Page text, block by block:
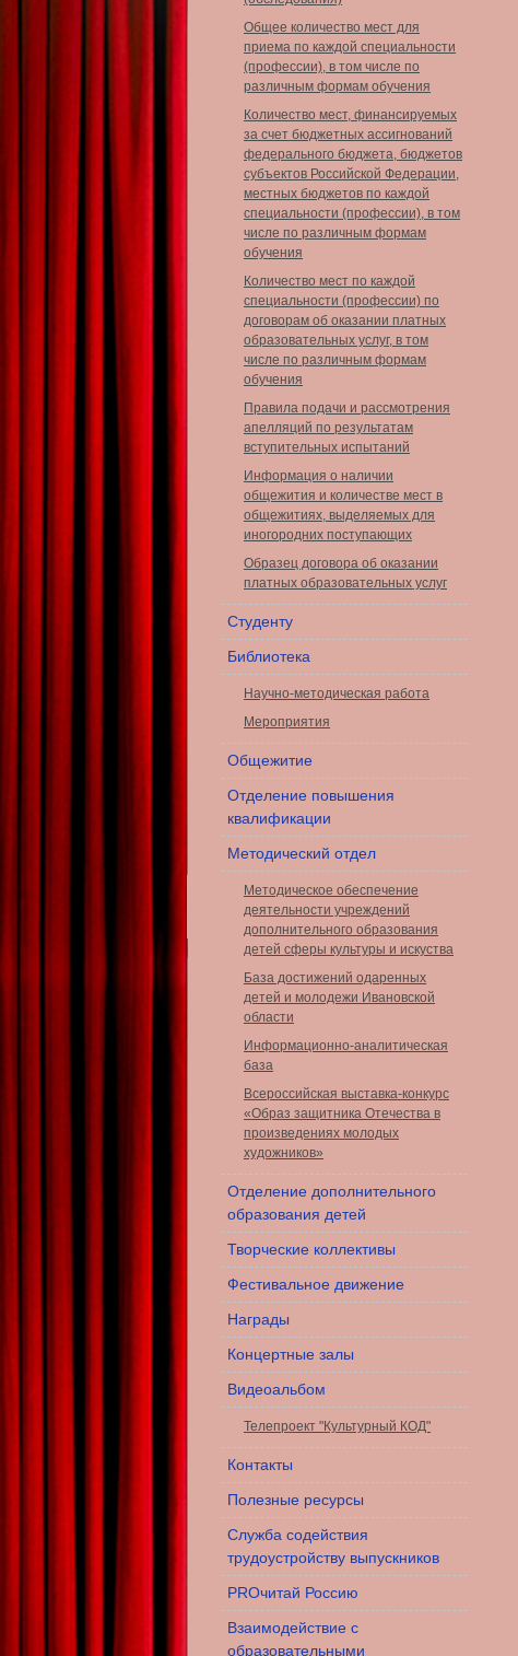
Общее количество мест для
приема по каждой специальности
(профессии), в том числе по
различным формам обучения
Количество мест, финансируемых
за счет бюджетных ассигнований
федерального бюджета, бюджетов
субъектов Российской Федерации,
местных бюджетов по каждой
специальности (профессии), в том
числе по различным формам
обучения
Количество мест по каждой
специальности (профессии) по
договорам об оказании платных
образовательных услуг, в том
числе по различным формам
обучения
Правила подачи и рассмотрения
апелляций по результатам
вступительных испытаний
Информация о наличии
общежития и количестве мест в
общежитиях, выделяемых для
иногородних поступающих
Образец договора об оказании
платных образовательных услуг
Студенту
Библиотека
Научно-методическая работа
Мероприятия
Общежитие
Отделение повышения
квалификации
Методический отдел
Методическое обеспечение
деятельности учреждений
дополнительного образования
детей сферы культуры и искуства
База достижений одаренных
детей и молодежи Ивановской
области
Информационно-аналитическая
база
Всероссийская выставка-конкурс
«Образ защитника Отечества в
произведениях молодых
художников»
Отделение дополнительного
образования детей
Творческие коллективы
Фестивальное движение
Награды
Концертные залы
Видеоальбом
Телепроект "Культурный КОД"
Контакты
Полезные ресурсы
Служба содействия
трудоустройству выпускников
PROчитай Россию
Взаимодействие с
образовательными